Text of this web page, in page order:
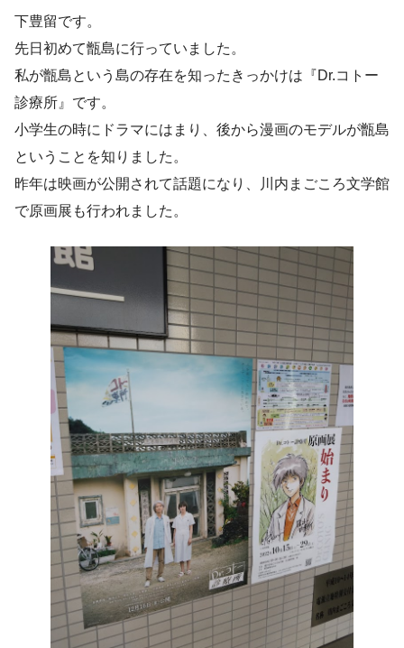
下豊留です。
先日初めて甑島に行っていました。
私が甑島という島の存在を知ったきっかけは『Dr.コトー
診療所』です。
小学生の時にドラマにはまり、後から漫画のモデルが甑島
ということを知りました。
昨年は映画が公開されて話題になり、川内まごころ文学館
で原画展も行われました。